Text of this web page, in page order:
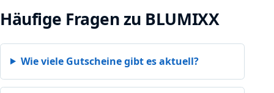
Häufige Fragen zu BLUMIXX
Wie viele Gutscheine gibt es aktuell?